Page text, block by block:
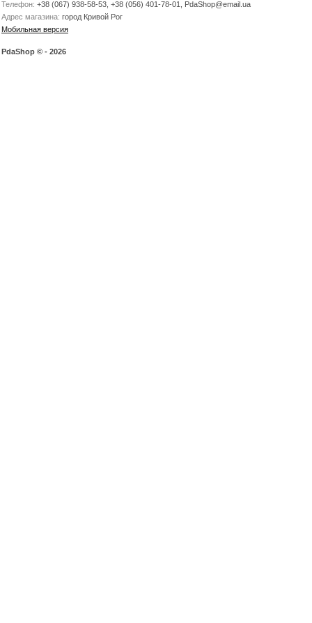
Телефон: +38 (067) 938-58-53, +38 (056) 401-78-01, PdaShop@email.ua
Адрес магазина: город Кривой Рог
Мобильная версия
PdaShop © - 2026